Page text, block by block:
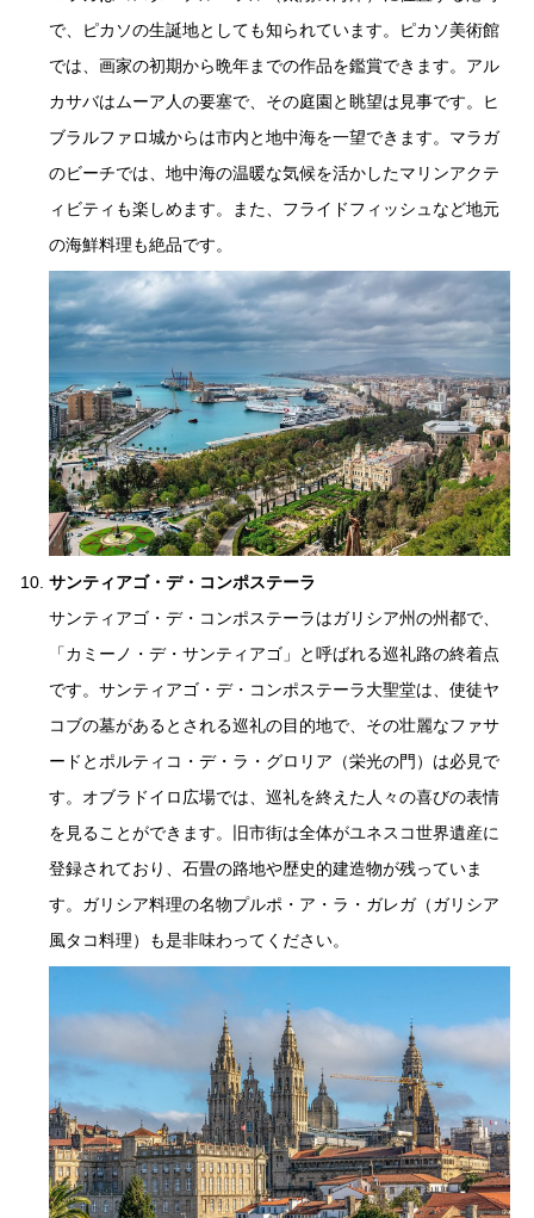
で、ピカソの生誕地としても知られています。ピカソ美術館
では、画家の初期から晩年までの作品を鑑賞できます。アル
カサバはムーア人の要塞で、その庭園と眺望は見事です。ヒ
ブラルファロ城からは市内と地中海を一望できます。マラガ
のビーチでは、地中海の温暖な気候を活かしたマリンアクテ
ィビティも楽しめます。また、フライドフィッシュなど地元
の海鮮料理も絶品です。
サンティアゴ・デ・コンポステーラ
サンティアゴ・デ・コンポステーラはガリシア州の州都で、
「カミーノ・デ・サンティアゴ」と呼ばれる巡礼路の終着点
です。サンティアゴ・デ・コンポステーラ大聖堂は、使徒ヤ
コブの墓があるとされる巡礼の目的地で、その壮麗なファサ
ードとポルティコ・デ・ラ・グロリア（栄光の門）は必見で
す。オブラドイロ広場では、巡礼を終えた人々の喜びの表情
を見ることができます。旧市街は全体がユネスコ世界遺産に
登録されており、石畳の路地や歴史的建造物が残っていま
す。ガリシア料理の名物プルポ・ア・ラ・ガレガ（ガリシア
風タコ料理）も是非味わってください。